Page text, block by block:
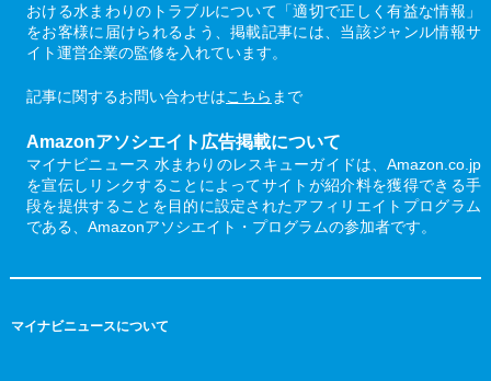
おける水まわりのトラブルについて「適切で正しく有益な情報」
をお客様に届けられるよう、掲載記事には、当該ジャンル情報サ
イト運営企業の監修を入れています。
記事に関するお問い合わせはこちら まで
Amazonアソシエイト広告掲載について
マイナビニュース 水まわりのレスキューガイドは、Amazon.co.jp
を宣伝しリンクすることによってサイトが紹介料を獲得できる手
段を提供することを目的に設定されたアフィリエイトプログラム
である、Amazonアソシエイト・プログラムの参加者です。
マイナビニュースについて